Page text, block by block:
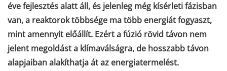
éve fejlesztés alatt áll, és jelenleg még kísérleti fázisban
van, a reaktorok többsége ma több energiát fogyaszt,
mint amennyit előállít. Ezért a fúzió rövid távon nem
jelent megoldást a klímaválságra, de hosszabb távon
alapjaiban alakíthatja át az energiatermelést.